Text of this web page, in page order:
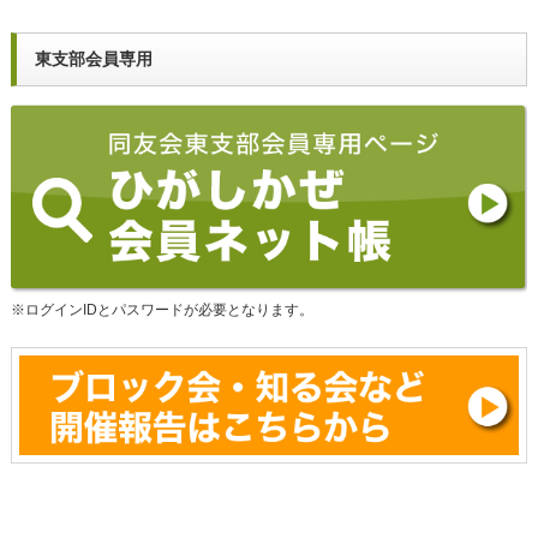
東支部会員専用
※ログインIDとパスワードが必要となります。